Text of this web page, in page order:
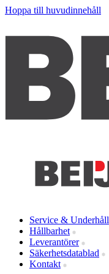
Hoppa till huvudinnehåll
Service & Underhåll
Hållbarhet
Leverantörer
Säkerhetsdatablad
Kontakt